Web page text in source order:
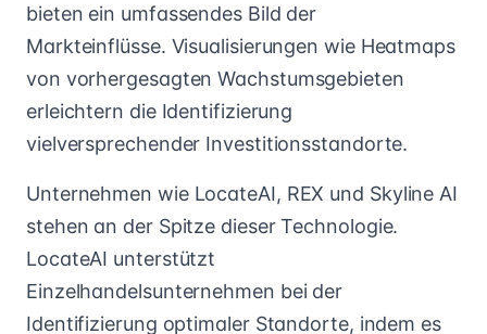
bieten ein umfassendes Bild der
Markteinflüsse. Visualisierungen wie Heatmaps
von vorhergesagten Wachstumsgebieten
erleichtern die Identifizierung
vielversprechender Investitionsstandorte.
Unternehmen wie LocateAI, REX und Skyline AI
stehen an der Spitze dieser Technologie.
LocateAI unterstützt
Einzelhandelsunternehmen bei der
Identifizierung optimaler Standorte, indem es